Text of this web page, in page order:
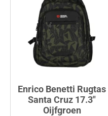
Enrico Benetti Rugtas
Santa Cruz 17.3″
Oijfgroen